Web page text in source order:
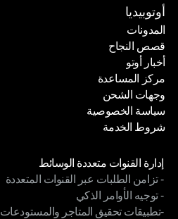
أوتوبيديا
المدونات
المدونات
قصص النجاح
قصص النجاح
أخبار أوتو
أخبار أوتو
مركز المساعدة
مركز المساعدة
وجهات الشحن
وجهات الشحن
سياسة الخصوصية
سياسة الخصوصية
شروط الخدمة
إدارة القنوات متعددة الوسائط
إدارة القنوات متعددة الوسائط
- تزامن الطلبات عبر القنوات المتعددة
- تزامن الطلبات عبر القنوات المتعددة
- توجيه الأوامر الذكي
- توجيه الأوامر الذكي
-تطبيقات تحقيق المتاجر والمستودعات